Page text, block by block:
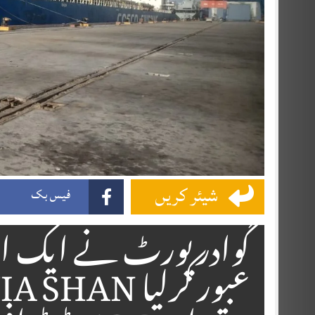
شیئر کریں فیس بک
گوادر پورٹ نے